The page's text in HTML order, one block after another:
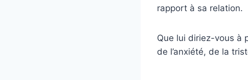
rapport à sa relation.
Que lui diriez-vous à
de l’anxiété, de la